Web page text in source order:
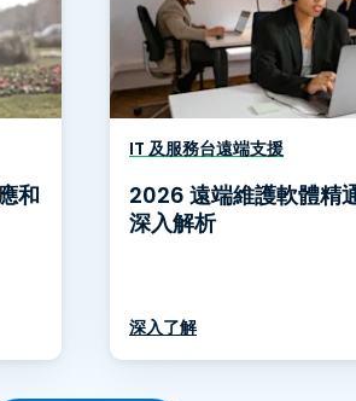
和
IT 及服務台遠端支援
2026 遠端維護軟體精
深入解析
深入了解